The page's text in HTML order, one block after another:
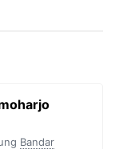
Bandar